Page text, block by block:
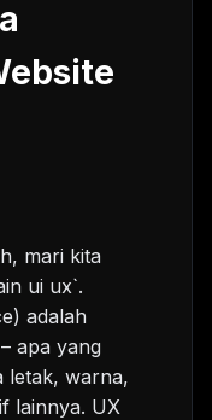
mari kita
ui ux`.
adalah
apa yang
letak, warna,
lainnya. UX